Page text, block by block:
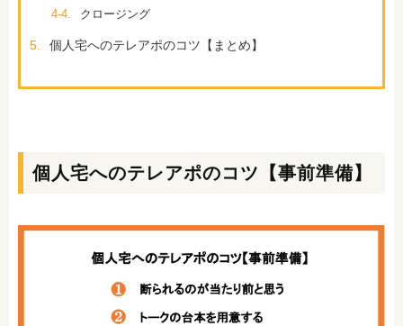
4-4.
クロージング
5. 個人宅へのテレアポのコツ【まとめ】
個人宅へのテレアポのコツ【事前準備】